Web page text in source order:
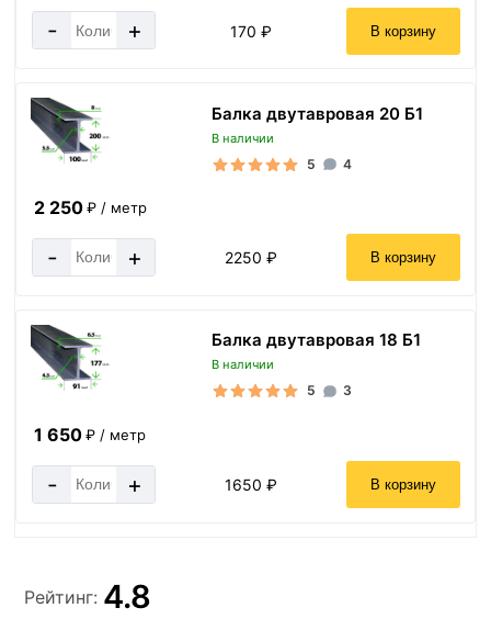
- + 170 ₽ В корзину
Балка двутавровая 20 Б1
В наличии
5 4
2 250₽ / метр
- + 2250 ₽ В корзину
Балка двутавровая 18 Б1
В наличии
5 3
1 650₽ / метр
- + 1650 ₽ В корзину
Рейтинг: 4.8